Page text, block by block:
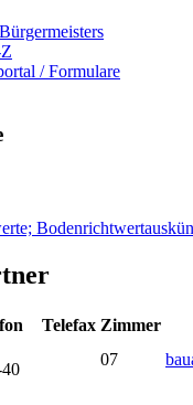
/ Formulare
Telefax Zimmer
07